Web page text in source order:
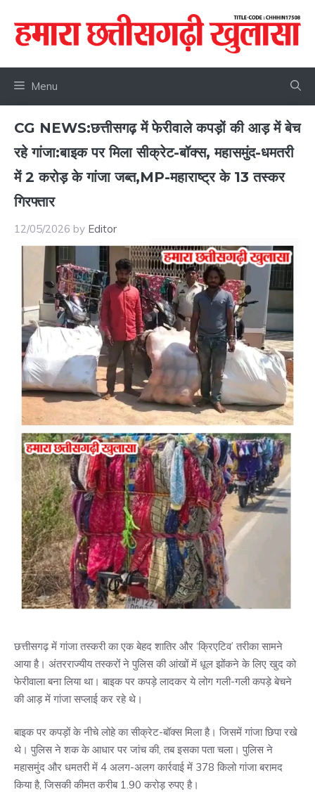
content
Menu
CG NEWS:छत्तीसगढ़ में फेरीवाले कपड़ों की आड़ में बेच
रहे गांजा:बाइक पर मिला सीक्रेट-बॉक्स, महासमुंद-धमतरी
में 2 करोड़ के गांजा जब्त,MP-महाराष्ट्र के 13 तस्कर
गिरफ्तार
12/05/2026 by Editor
छत्तीसगढ़ में गांजा तस्करी का एक बेहद शातिर और ‘क्रिएटिव’ तरीका सामने
आया है। अंतरराज्यीय तस्करों ने पुलिस की आंखों में धूल झोंकने के लिए खुद को
फेरीवाला बना लिया था। बाइक पर कपड़े लादकर ये लोग गली-गली कपड़े बेचने
की आड़ में गांजा सप्लाई कर रहे थे।
बाइक पर कपड़ों के नीचे लोहे का सीक्रेट-बॉक्स मिला है। जिसमें गांजा छिपा रखे
थे। पुलिस ने शक के आधार पर जांच की, तब इसका पता चला। पुलिस ने
महासमुंद और धमतरी में 4 अलग-अलग कार्रवाई में 378 किलो गांजा बरामद
किया है, जिसकी कीमत करीब 1.90 करोड़ रुपए है।